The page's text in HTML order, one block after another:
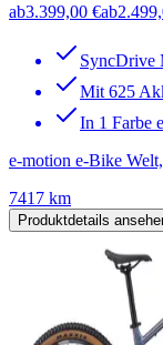
ab3.399,00 €ab
SyncDrive
Mit 625
In 1 Farbe
e-motion e-Bike
7417 km
Produktdetails